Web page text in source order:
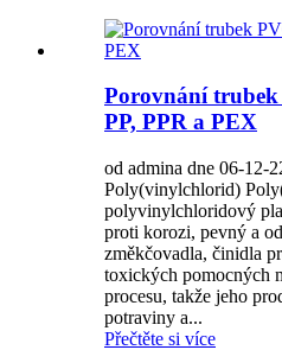
Porovnání
PP, PPR a PEX
od admina dne 06-12-
Poly(vinylchlorid)
polyvinylchloridový
proti korozi, pevný a
změkčovadla, činidla
toxických pomocných
procesu, takže jeho
potraviny a...
Přečtěte si více